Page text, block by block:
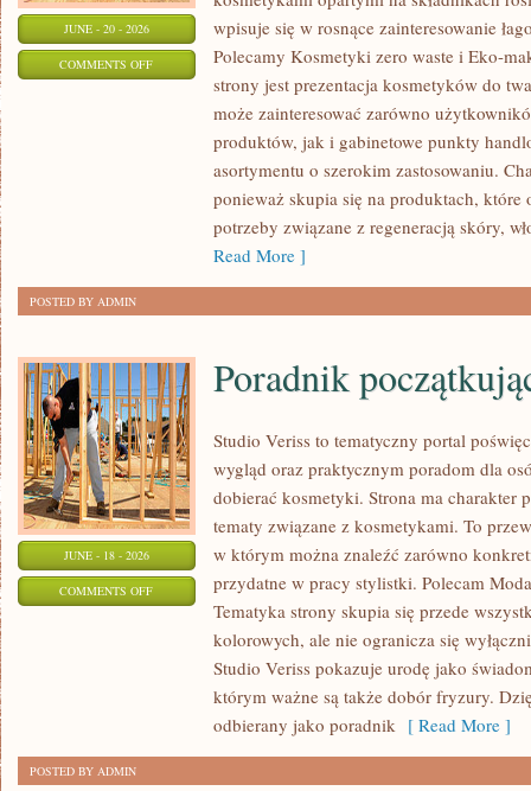
JUNE - 20 - 2026
COMMENTS OFFON
wpisuje się w rosnące zainteresowanie
Polecamy Kosmetyki zero waste i Eko-
strony jest prezentacja kosmetyków do
może zainteresować zarówno
produktów, jak i gabinetowe punkty
asortymentu o szerokim zastosowaniu.
ponieważ skupia się na produktach, które
potrzeby związane z regeneracją skóry,
Read More ]
POSTED BY ADMIN
JUNE - 18 - 2026
COMMENTS OFFON
POCZĄTKUJĄCEJ
Poradnik
Studio Veriss to tematyczny portal
wygląd oraz praktycznym poradom dla
dobierać kosmetyki. Strona ma charakter
tematy związane z kosmetykami. To
w którym można znaleźć zarówno
przydatne w pracy stylistki. Polecam
Tematyka strony skupia się przede
kolorowych, ale nie ogranicza się
Studio Veriss pokazuje urodę jako
którym ważne są także dobór fryzury.
odbierany jako poradnik [ Read More ]
POSTED BY ADMIN